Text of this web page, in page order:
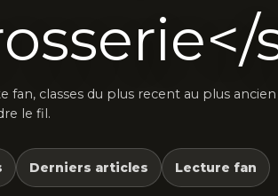
fan, classes du plus recent au plus
le fil.
Derniers articles Lecture fan